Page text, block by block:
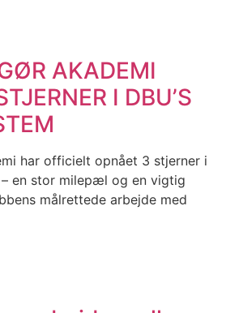
AKADEMI
I DBU’S
har officielt opnået 3 stjerner i
– en stor milepæl og en vigtig
målrettede arbejde med